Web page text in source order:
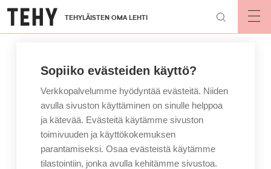
Hyppää
pääsisältöön
TEHYLÄISTEN OMA LEHTI
Sopiiko evästeiden käyttö?
Verkkopalvelumme hyödyntää evästeitä. Niiden
avulla sivuston käyttäminen on sinulle helppoa
ja kätevää. Evästeitä käytämme sivuston
toimivuuden ja käyttökokemuksen
parantamiseksi. Osaa evästeistä käytämme
tilastointiin, jonka avulla kehitämme sivustoa.